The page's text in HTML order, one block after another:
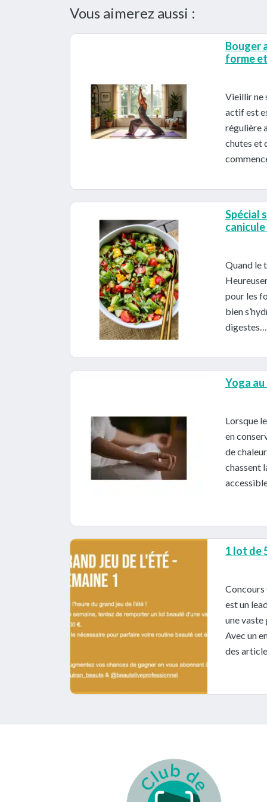
Vous aimerez aussi :
Bouger
forme
Vieillir ne
actif est
régulière
chutes et
Spécial
Quand le
pour les
bien
digestes…
Yoga
Lorsque
en
de
chassent
1 lot de
Concours
est un
une vaste
Avec un
des